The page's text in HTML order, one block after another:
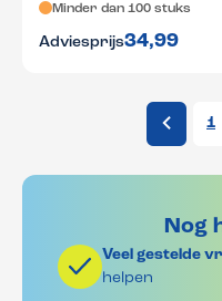
Minder dan 100 stuks
Adviesprijs34,99
1
Nog
Veel gestelde
helpen